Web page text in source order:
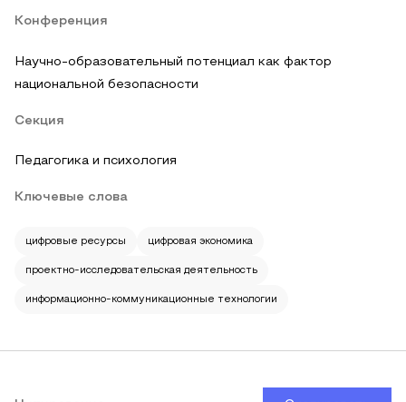
Конференция
Научно-образовательный потенциал как фактор
национальной безопасности
Секция
Педагогика и психология
Ключевые слова
цифровые ресурсы цифровая экономика
проектно-исследовательская деятельность
информационно-коммуникационные технологии